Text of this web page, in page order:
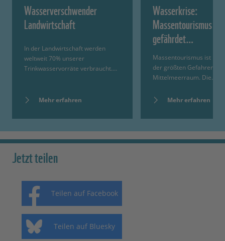
Wasserverschwender
Landwirtschaft
In der Landwirtschaft werden
weltweit 70% unserer
Trinkwasservorräte verbraucht.…
Mehr erfahren
Wasserkrise:
Massentourismus
gefährdet…
Massentourismus ist
der größten Gefahren für
Mittelmeerraum. Die…
Mehr erfahren
Jetzt teilen
Teilen auf Facebook
Teilen auf Bluesky